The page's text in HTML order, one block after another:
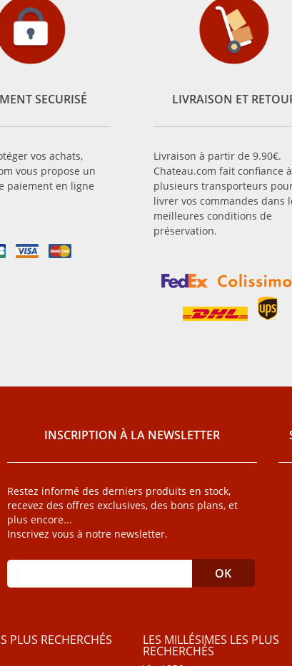
SECURISÉ
vos achats,
vous propose un
paiement en ligne
LIVRAISON ET
Livraison à partir de 9.90€.
Chateau.com fait confiance à
plusieurs transporteurs
livrer vos commandes dans
meilleures conditions de
préservation.
INSCRIPTION À LA NEWSLETTER
Restez informé des derniers produits en stock,
recevez des offres exclusives, des bons plans, et
plus encore...
Inscrivez vous à notre newsletter.
PLUS RECHERCHÉS LES MILLÉSIMES LES PLUS
RECHERCHÉS